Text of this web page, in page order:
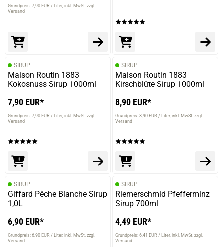
Grundpreis: 7,90 EUR / Liter inkl. MwSt. zzgl.
Versand
SIRUP
Maison Routin 1883
Kokosnuss Sirup 1000ml
7,90 EUR*
Grundpreis: 7,90 EUR / Liter inkl. MwSt. zzgl.
Versand
SIRUP
Maison Routin 1883
Kirschblüte Sirup 1000ml
8,90 EUR*
Grundpreis: 8,90 EUR / Liter inkl. MwSt. zzgl.
Versand
SIRUP
Giffard Pêche Blanche Sirup
1,0L
6,90 EUR*
Grundpreis: 6,90 EUR / Liter inkl. MwSt. zzgl.
Versand
SIRUP
Riemerschmid Pfefferminz
Sirup 700ml
4,49 EUR*
Grundpreis: 6,41 EUR / Liter inkl. MwSt. zzgl.
Versand